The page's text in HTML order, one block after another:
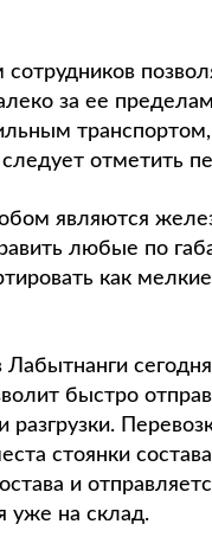
за ее
отметить
являются
любые по
как
Лабытнанги
быстро
разгрузки.
стоянки
и
уже на склад.